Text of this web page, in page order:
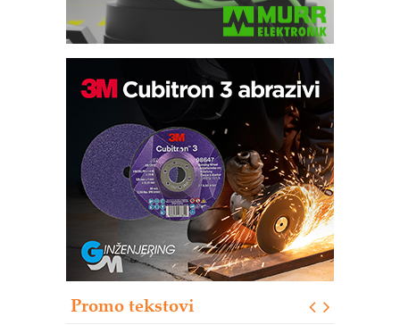
Promo tekstovi
Trajna oznaka kao dugoročna korist
Bezbednost na prvom mestu!
IB BLUMENAUER - više od 40 godina
poverenja u industriji
RMQ-TITAN ADVANCED INDICATOR
– Pametna signalizacija za efikasnije
upravljanje mašinama
Sigurnije ispitivanje transformatora u
solarnim elektranama i vetroparkovima